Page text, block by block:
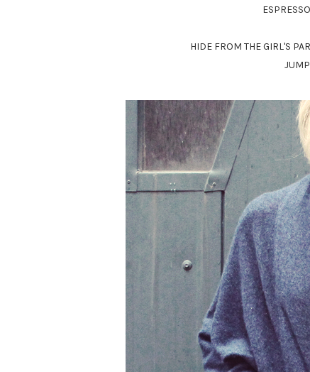
HIDE FROM THE GIRL'S